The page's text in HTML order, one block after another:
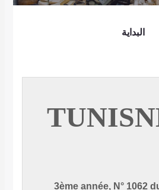
البداية
3ème année, N° 1062